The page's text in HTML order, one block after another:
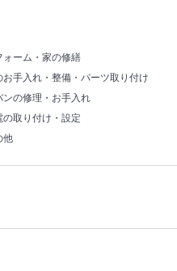
ォーム・家の修繕
お手入れ・整備・パーツ取り付け
ンの修理・お手入れ
の取り付け・設定
他